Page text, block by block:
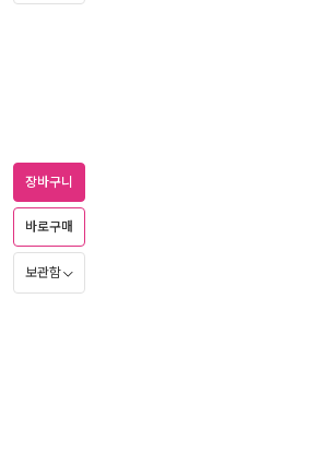
장바구니
바로구매
보관함